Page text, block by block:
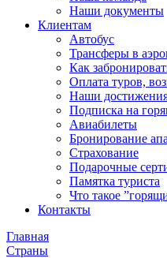
Наши документы
Клиентам
Автобус
Трансферы в
Как
Оплата туров,
Наши
Подписка на
Авиабилеты
Бронирование
Страхование
Подарочные
Памятка туриста
Что такое
Контакты
Главная
Страны